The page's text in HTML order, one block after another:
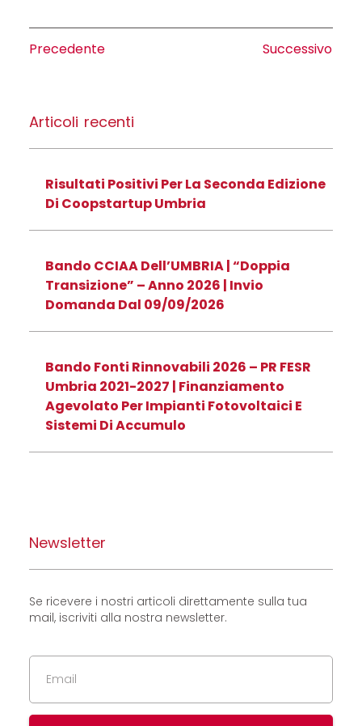
Precedente Successivo
Articoli recenti
Risultati Positivi Per La Seconda Edizione
Di Coopstartup Umbria
Bando CCIAA Dell’UMBRIA | “Doppia
Transizione” – Anno 2026 | Invio
Domanda Dal 09/09/2026
Bando Fonti Rinnovabili 2026 – PR FESR
Umbria 2021-2027 | Finanziamento
Agevolato Per Impianti Fotovoltaici E
Sistemi Di Accumulo
Newsletter
Se ricevere i nostri articoli direttamente sulla tua
mail, iscriviti alla nostra newsletter.